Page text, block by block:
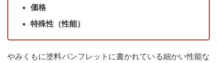
塗料
の選
び方
格
1.3
価格
特殊性（性能）
やみくもに塗料パンフレットに書かれている細かい性能な